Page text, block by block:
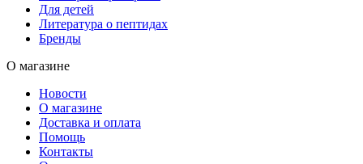
Для детей
Литература о пептидах
Бренды
О магазине
Новости
О магазине
Доставка и оплата
Помощь
Контакты